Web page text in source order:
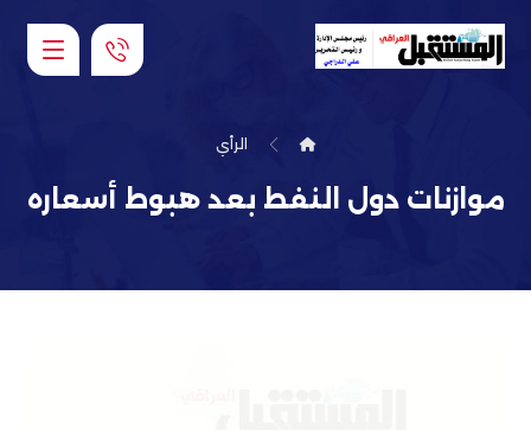
الرأي
موازنات دول النفط بعد هبوط أسعاره